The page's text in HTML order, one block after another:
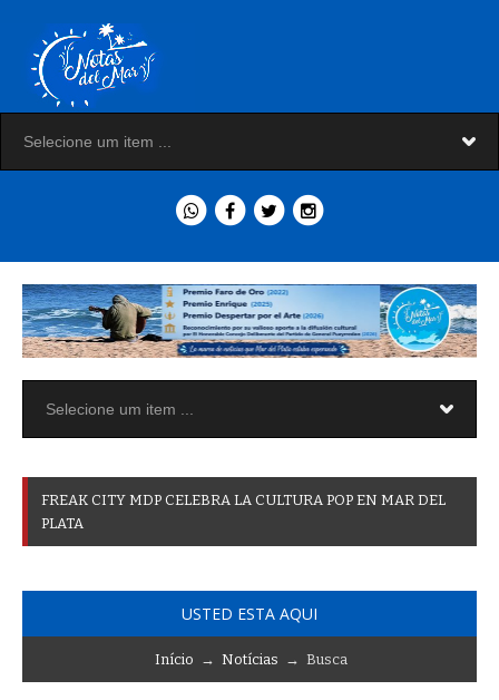
FREAK CITY MDP CELEBRA LA CULTURA POP EN MAR DEL
PLATA
USTED ESTA AQUI
Início → Notícias → Busca